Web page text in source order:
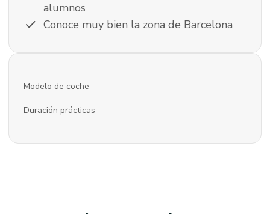
alumnos
check Conoce muy bien la zona de Barcelona
Modelo de coche
Duración prácticas